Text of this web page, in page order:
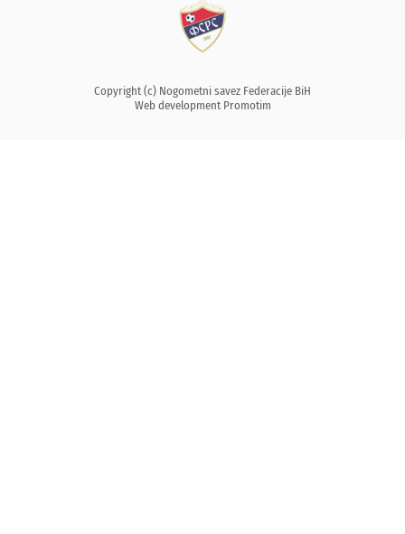
Copyright (c) Nogometni savez Federacije BiH
Web development Promotim